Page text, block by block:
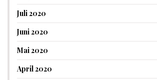
Juli 2020
Juni 2020
Mai 2020
April 2020